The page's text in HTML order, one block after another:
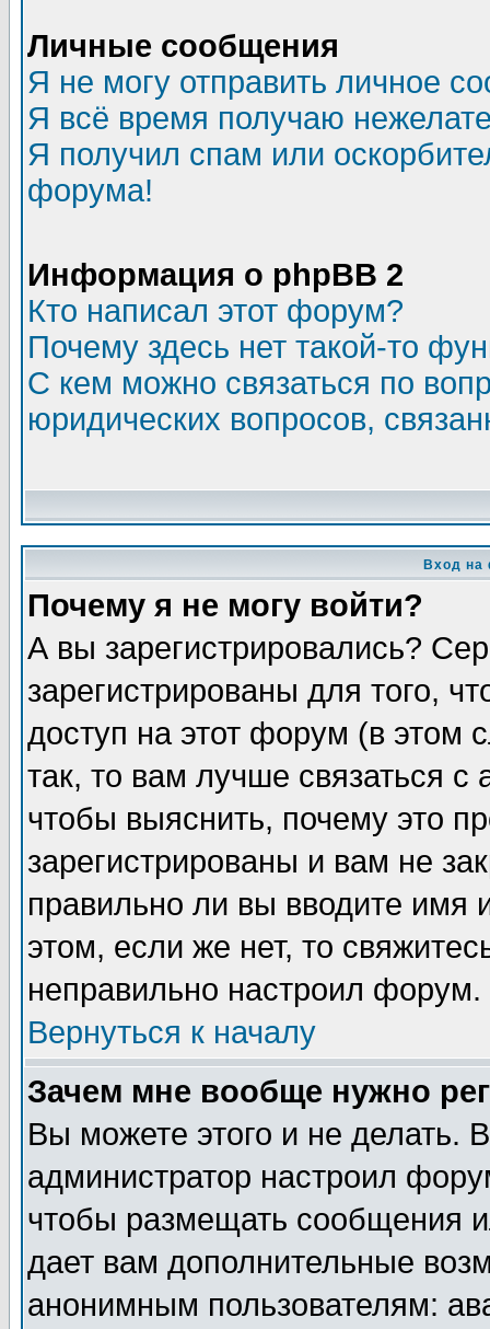
Личные сообщения
Я не могу отправить личное
Я всё время получаю
Я получил спам или
форума!
Информация о phpBB 2
Кто написал этот форум?
Почему здесь нет такой-то
С кем можно связаться по
юридических вопросов,
Вход на
Почему я не могу войти?
А вы зарегистрировались?
зарегистрированы для того,
доступ на этот форум (в этом
так, то вам лучше связаться
чтобы выяснить, почему это
зарегистрированы и вам не
правильно ли вы вводите
этом, если же нет, то
неправильно настроил форум.
Вернуться к началу
Зачем мне вообще нужно
Вы можете этого и не делать.
администратор настроил
чтобы размещать сообщения
дает вам дополнительные
анонимным пользователям: